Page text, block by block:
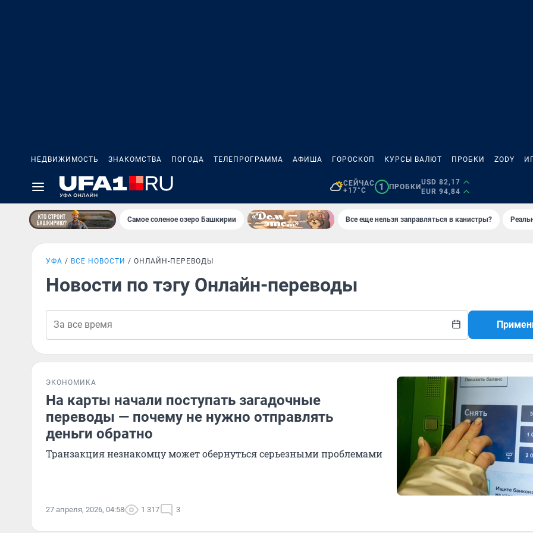
НЕДВИЖИМОСТЬ ЗНАКОМСТВА ПОГОДА ТЕЛЕПРОГРАММА АФИША ГОРОСКОП КУРСЫ ВАЛЮТ ПРОБКИ ZODY
СЕЙЧАС
+17°C
1 ПРОБКИ
USD 82,17
EUR 94,84
Самое соленое озеро Башкирии Все еще нельзя заправляться в канистры?
УФА ВСЕ НОВОСТИ ОНЛАЙН-ПЕРЕВОДЫ
Новости по тэгу Онлайн-переводы
ЭКОНОМИКА
На карты начали поступать загадочные
переводы — почему не нужно отправлять
деньги обратно
Транзакция незнакомцу может обернуться серьезными проблемами
27 апреля, 2026, 04:58 1 317 3